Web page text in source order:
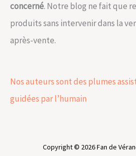
concerné. Notre blog ne fait que
produits sans intervenir dans la
après-vente.
Nos auteurs sont des plumes
guidées par l’humain
Copyright © 2026 Fan de